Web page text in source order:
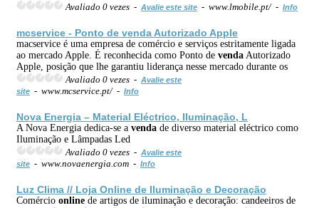
Avaliado 0 vezes - Avalie este site - www.lmobile.pt/ - Info
mcservice - Ponto de venda Autorizado Apple
macservice é uma empresa de comércio e serviços estritamente ligada
ao mercado Apple. É reconhecida como Ponto de venda Autorizado
Apple, posição que lhe garantiu liderança nesse mercado durante os
Avaliado 0 vezes - Avalie este
site - www.mcservice.pt/ - Info
Nova Energia – Material Eléctrico, Iluminação, L
A Nova Energia dedica-se a venda de diverso material eléctrico como
Iluminação e Lâmpadas Led
Avaliado 0 vezes - Avalie este
site - www.novaenergia.com - Info
Luz Clima // Loja Online de Iluminação e Decoração
Comércio online de artigos de iluminação e decoração: candeeiros de